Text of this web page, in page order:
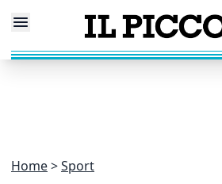
Home Sport